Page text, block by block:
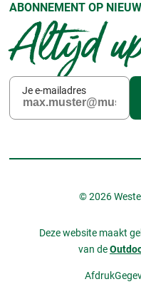
ABONNEMENT OP
Altijd
Je e-mailadres
© 2026
Deze website maakt
van de
Afdruk